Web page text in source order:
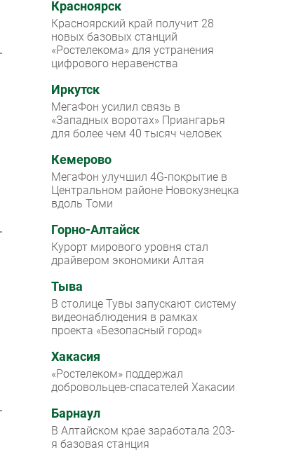
Красноярск
Красноярский край получит 28
новых базовых станций
«Ростелекома» для устранения
цифрового неравенства
Иркутск
МегаФон усилил связь в
«Западных воротах» Приангарья
для более чем 40 тысяч человек
Кемерово
МегаФон улучшил 4G-покрытие в
Центральном районе Новокузнецка
вдоль Томи
Горно-Алтайск
Курорт мирового уровня стал
драйвером экономики Алтая
Тыва
В столице Тувы запускают систему
видеонаблюдения в рамках
проекта «Безопасный город»
Хакасия
«Ростелеком» поддержал
добровольцев-спасателей Хакасии
Барнаул
В Алтайском крае заработала 203-
я базовая станция